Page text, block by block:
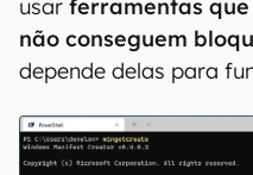
usar ferramentas
não conseguem
depende delas para